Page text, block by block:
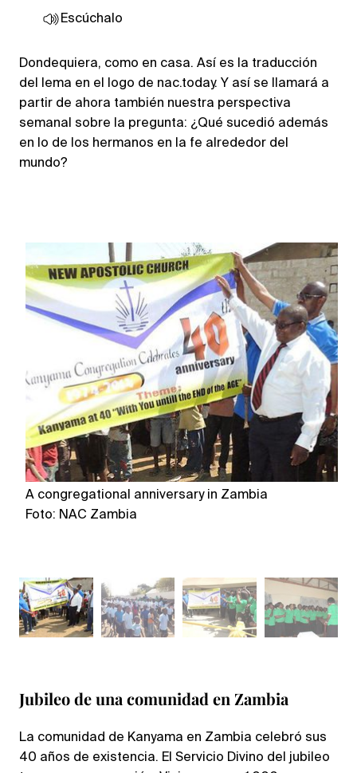
Escúchalo
Dondequiera, como en casa. Así es la traducción
del lema en el logo de nac.today. Y así se llamará a
partir de ahora también nuestra perspectiva
semanal sobre la pregunta: ¿Qué sucedió además
en lo de los hermanos en la fe alrededor del
mundo?
A congregational anniversary in Zambia
Foto: NAC Zambia
Jubileo de una comunidad en Zambia
La comunidad de Kanyama en Zambia celebró sus
40 años de existencia. El Servicio Divino del jubileo